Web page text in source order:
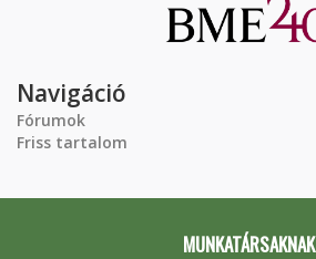
Navigáció
Fórumok
Friss tartalom
MUNKATÁRSAKNAK